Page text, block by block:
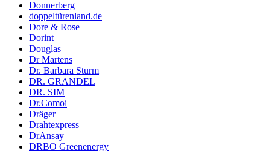
Donnerberg
doppeltürenland.de
Dore & Rose
Dorint
Douglas
Dr Martens
Dr. Barbara Sturm
DR. GRANDEL
DR. SIM
Dr.Comoi
Dräger
Drahtexpress
DrAnsay
DRBO Greenenergy